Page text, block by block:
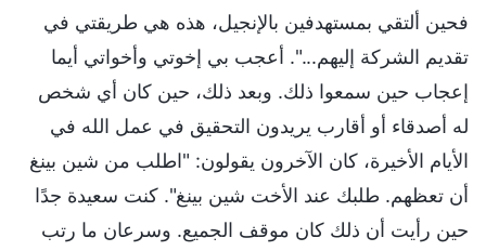
فحين ألتقي بمستهدفين بالإنجيل، هذه هي طريقتي في
تقديم الشركة إليهم...". أعجب بي إخوتي وأخواتي أيما
إعجاب حين سمعوا ذلك. وبعد ذلك، حين كان أي شخص
له أصدقاء أو أقارب يريدون التحقيق في عمل الله في
الأيام الأخيرة، كان الآخرون يقولون: "اطلب من شين بينغ
أن تعظهم. طلبك عند الأخت شين بينغ". كنت سعيدة جدًا
حين رأيت أن ذلك كان موقف الجميع. وسرعان ما رتب